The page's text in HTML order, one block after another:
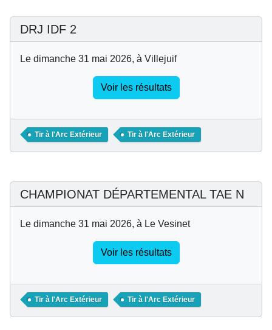
DRJ IDF 2
Le dimanche 31 mai 2026, à Villejuif
Voir les résultats
Tir à l'Arc Extérieur Tir à l'Arc Extérieur
CHAMPIONAT DÉPARTEMENTAL TAE N
Le dimanche 31 mai 2026, à Le Vesinet
Voir les résultats
Tir à l'Arc Extérieur Tir à l'Arc Extérieur